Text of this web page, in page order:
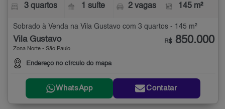
3 quartos 1 suíte 2 vagas 145 m²
Sobrado à Venda na Vila Gustavo com 3 quartos - 145 m²
Vila Gustavo
Zona Norte - São Paulo
Endereço no círculo do mapa
R$ 850.000
WhatsApp Contatar